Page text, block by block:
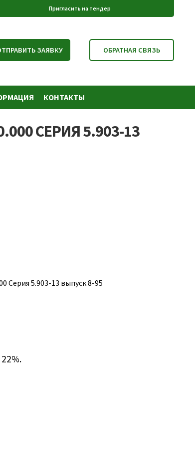
КОНТАКТЫ
СЕРИЯ 5.903-13
Серия 5.903-13 выпуск 8-95